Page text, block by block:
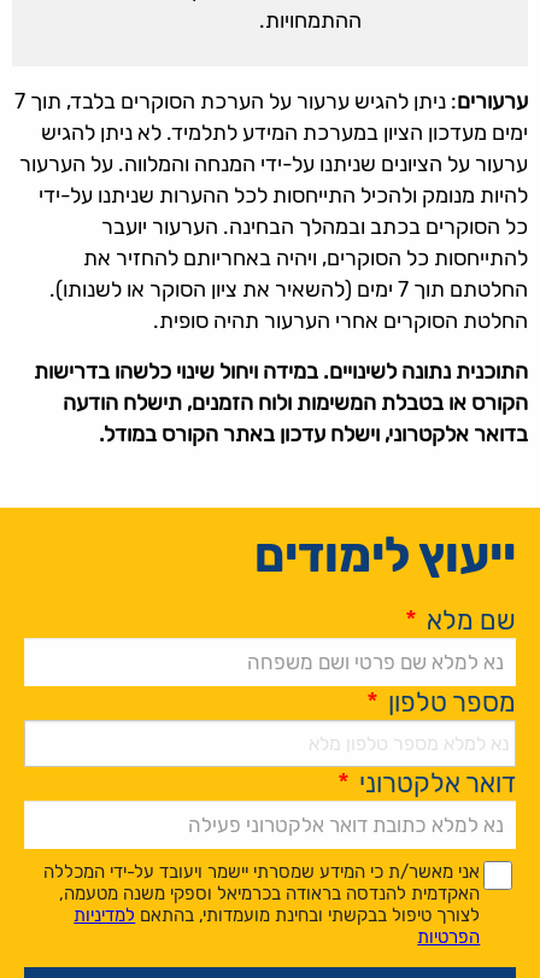
ההתמחויות.
ערעורים
: ניתן להגיש ערעור על הערכת הסוקרים בלבד, תוך 7
ימים מעדכון הציון במערכת המידע לתלמיד. לא ניתן להגיש
ערעור על הציונים שניתנו על-ידי המנחה והמלווה. על הערעור
להיות מנומק ולהכיל התייחסות לכל ההערות שניתנו על-ידי
כל הסוקרים בכתב ובמהלך הבחינה. הערעור יועבר
להתייחסות כל הסוקרים, ויהיה באחריותם להחזיר את
החלטתם תוך 7 ימים (להשאיר את ציון הסוקר או לשנותו).
החלטת הסוקרים אחרי הערעור תהיה סופית.
התוכנית נתונה לשינויים. במידה ויחול שינוי כלשהו בדרישות
הקורס או בטבלת המשימות ולוח הזמנים, תישלח הודעה
בדואר אלקטרוני, וישלח עדכון באתר הקורס במודל.
ייעוץ לימודים
שם מלא *
מספר טלפון *
דואר אלקטרוני *
*
*
אני מאשר/ת כי המידע שמסרתי יישמר ויעובד על-ידי המכללה
האקדמית להנדסה בראודה בכרמיאל וספקי משנה מטעמה,
לצורך טיפול בבקשתי ובחינת מועמדותי, בהתאם למדיניות
הפרטיות
Alternative: